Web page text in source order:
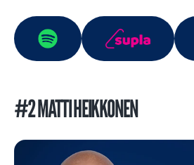
#2 MATTI HEIKKONEN